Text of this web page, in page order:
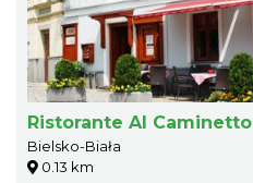
Ristorante Al Caminetto
Bielsko-Biała
0.13 km